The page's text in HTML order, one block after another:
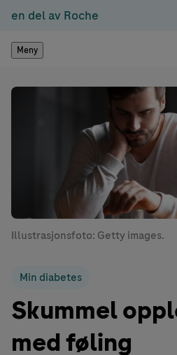
en del av Roche
Meny
Illustrasjonsfoto: Getty images.
Min diabetes
Skummel
med føling